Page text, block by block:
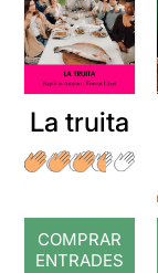
La truita
COMPRAR
ENTRADES